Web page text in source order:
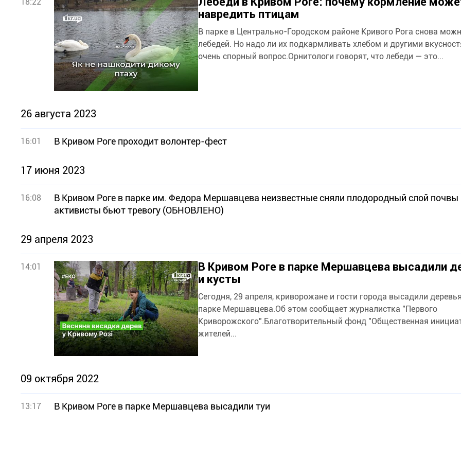
навредить птицам
В парке в Центрально-Городском районе Кривого Рога снова
лебедей. Но надо ли их подкармливать хлебом и другими
очень спорный вопрос.Орнитологи говорят, что лебеди — это...
26 августа 2023
16:01 В Кривом Роге проходит волонтер-фест
17 июня 2023
16:08
В Кривом Роге в парке им. Федора Мершавцева неизвестные сняли плодородный слой
активисты бьют тревогу (ОБНОВЛЕНО)
29 апреля 2023
14:01
В Кривом Роге в парке Мершавцева высадили
и кусты
Сегодня, 29 апреля, криворожане и гости города высадили
парке Мершавцева.Об этом сообщает журналистка "Первого
Криворожского".Благотворительный фонд "Общественная
жителей...
09 октября 2022
13:17 В Кривом Роге в парке Мершавцева высадили туи